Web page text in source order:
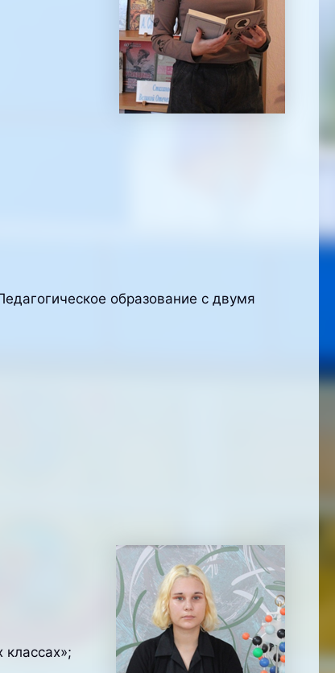
образование с двумя